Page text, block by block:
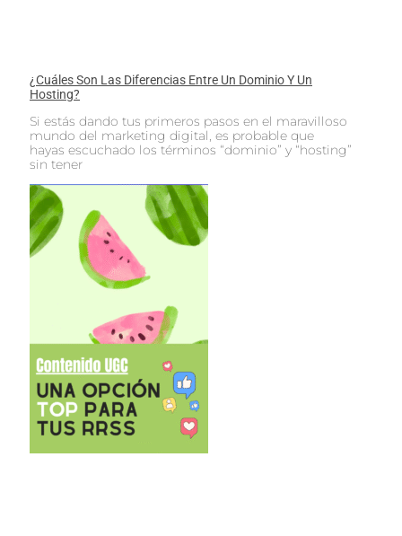
¿Cuáles Son Las Diferencias Entre Un Dominio Y Un
Hosting?
Si estás dando tus primeros pasos en el maravilloso
mundo del marketing digital, es probable que
hayas escuchado los términos “dominio” y “hosting”
sin tener